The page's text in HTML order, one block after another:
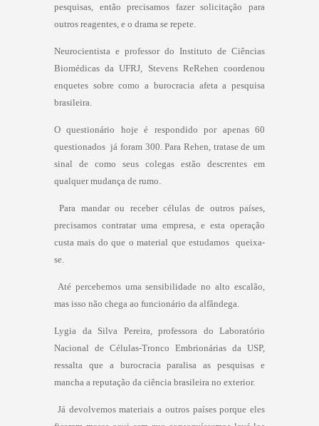
pesquisas, então precisamos fazer solicitação para
outros reagentes, e o drama se repete.
Neurocientista e professor do Instituto de Ciências
Biomédicas da UFRJ, Stevens ReRehen coordenou
enquetes sobre como a burocracia afeta a pesquisa
brasileira.
O questionário hoje é respondido por apenas 60
questionados  já foram 300. Para Rehen, tratase de um
sinal de como seus colegas estão descrentes em
qualquer mudança de rumo.
 Para mandar ou receber células de outros países,
precisamos contratar uma empresa, e esta operação
custa mais do que o material que estudamos  queixa-
se.
 Até percebemos uma sensibilidade no alto escalão,
mas isso não chega ao funcionário da alfândega.
Lygia da Silva Pereira, professora do Laboratório
Nacional de Células-Tronco Embrionárias da USP,
ressalta que a burocracia paralisa as pesquisas e
mancha a reputação da ciência brasileira no exterior.
 Já devolvemos materiais a outros países porque eles